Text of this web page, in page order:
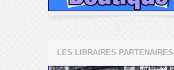
LES LIBRAIRES PARTENAIRES